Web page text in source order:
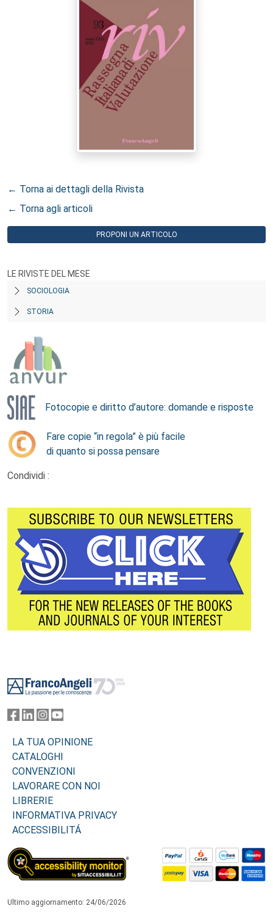
← Torna ai dettagli della Rivista
← Torna agli articoli
PROPONI UN ARTICOLO
LE RIVISTE DEL MESE
SOCIOLOGIA
STORIA
Fotocopie e diritto d’autore: domande e risposte
Fare copie “in regola” è più facile
di quanto si possa pensare
Condividi :
LA TUA OPINIONE
CATALOGHI
CONVENZIONI
LAVORARE CON NOI
LIBRERIE
INFORMATIVA PRIVACY
ACCESSIBILITÁ
Ultimo aggiornamento: 24/06/2026